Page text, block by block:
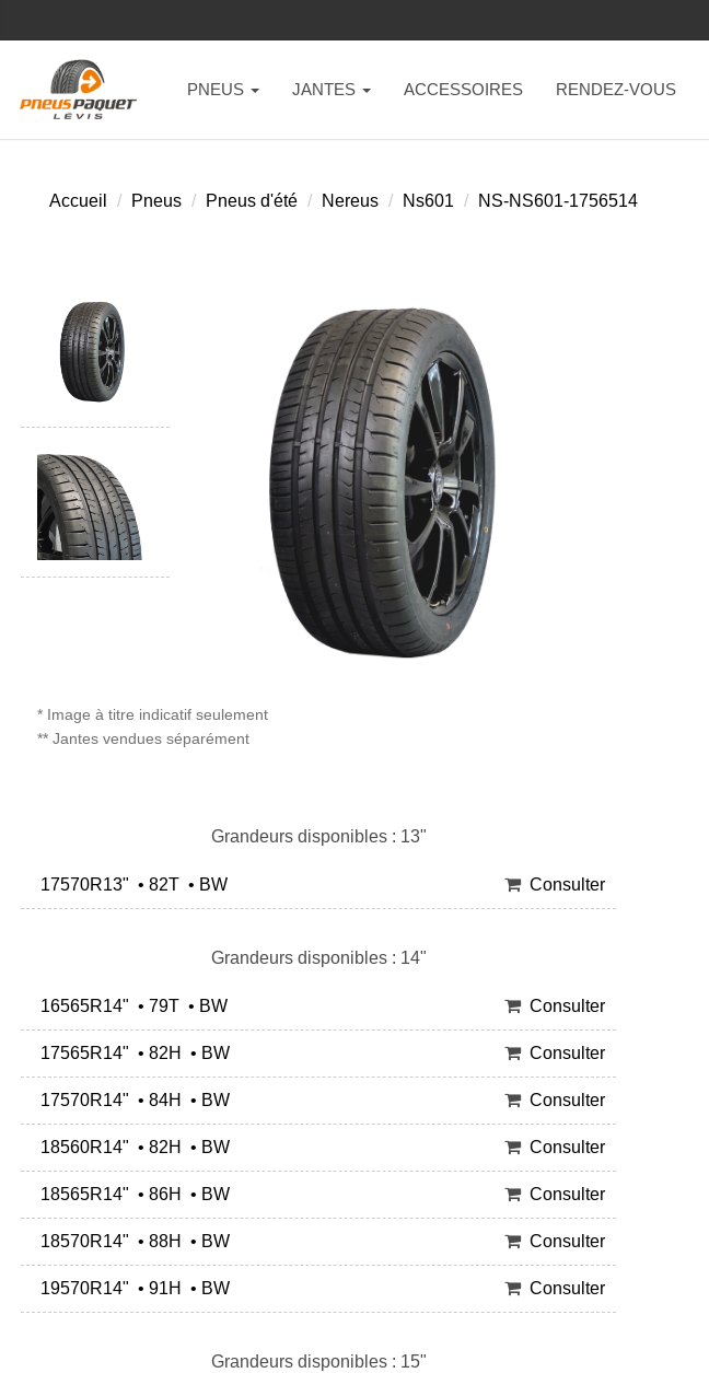
PNEUS JANTES ACCESSOIRES RENDEZ-VOUS
Accueil Pneus Pneus d'été Nereus Ns601 NS-NS601-1756514
* Image à titre indicatif seulement
** Jantes vendues séparément
Grandeurs disponibles : 13"
17570R13" • 82T • BW Consulter
Grandeurs disponibles : 14"
16565R14" • 79T • BW Consulter
17565R14" • 82H • BW Consulter
17570R14" • 84H • BW Consulter
18560R14" • 82H • BW Consulter
18565R14" • 86H • BW Consulter
18570R14" • 88H • BW Consulter
19570R14" • 91H • BW Consulter
Grandeurs disponibles : 15"